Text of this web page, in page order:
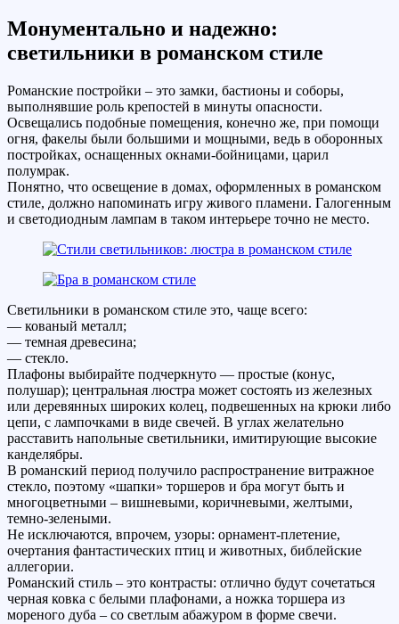
Монументально и надежно:
светильники в романском стиле
Романские постройки – это замки, бастионы и соборы,
выполнявшие роль крепостей в минуты опасности.
Освещались подобные помещения, конечно же, при помощи
огня, факелы были большими и мощными, ведь в оборонных
постройках, оснащенных окнами-бойницами, царил
полумрак.
Понятно, что освещение в домах, оформленных в романском
стиле, должно напоминать игру живого пламени. Галогенным
и светодиодным лампам в таком интерьере точно не место.
Светильники в романском стиле это, чаще всего:
— кованый металл;
— темная древесина;
— стекло.
Плафоны выбирайте подчеркнуто — простые (конус,
полушар); центральная люстра может состоять из железных
или деревянных широких колец, подвешенных на крюки либо
цепи, с лампочками в виде свечей. В углах желательно
расставить напольные светильники, имитирующие высокие
канделябры.
В романский период получило распространение витражное
стекло, поэтому «шапки» торшеров и бра могут быть и
многоцветными – вишневыми, коричневыми, желтыми,
темно-зелеными.
Не исключаются, впрочем, узоры: орнамент-плетение,
очертания фантастических птиц и животных, библейские
аллегории.
Романский стиль – это контрасты: отлично будут сочетаться
черная ковка с белыми плафонами, а ножка торшера из
мореного дуба – со светлым абажуром в форме свечи.